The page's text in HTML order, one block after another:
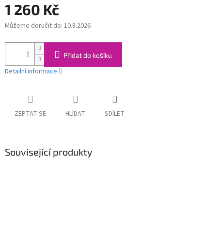
1 260 Kč
Měrná
Můžeme doručit do: 10.8.2026
Přidat do košíku
Detailní informace
ZEPTAT SE HLÍDAT SDÍLET
Související produkty